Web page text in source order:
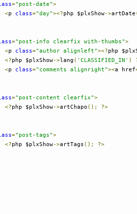
="post-date">
<p class="day"><?php $plxShow->artDate
="post-info clearfix with-thumbs">
<p class="author alignleft"><?php
<?php $plxShow->lang ( 'CLASSIFIED_IN' )
<p class="comments alignright"><a href
="post-content clearfix">
<?php $plxShow->artChapo ();
?>
="post-tags">
<?php $plxShow->artTags ();
?>